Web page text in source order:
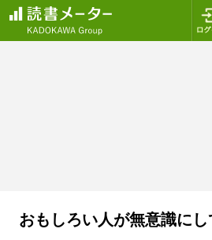
おもしろい人が無意識に